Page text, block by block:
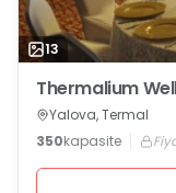
13
Thermalium
Yalova, Termal
350kapasite